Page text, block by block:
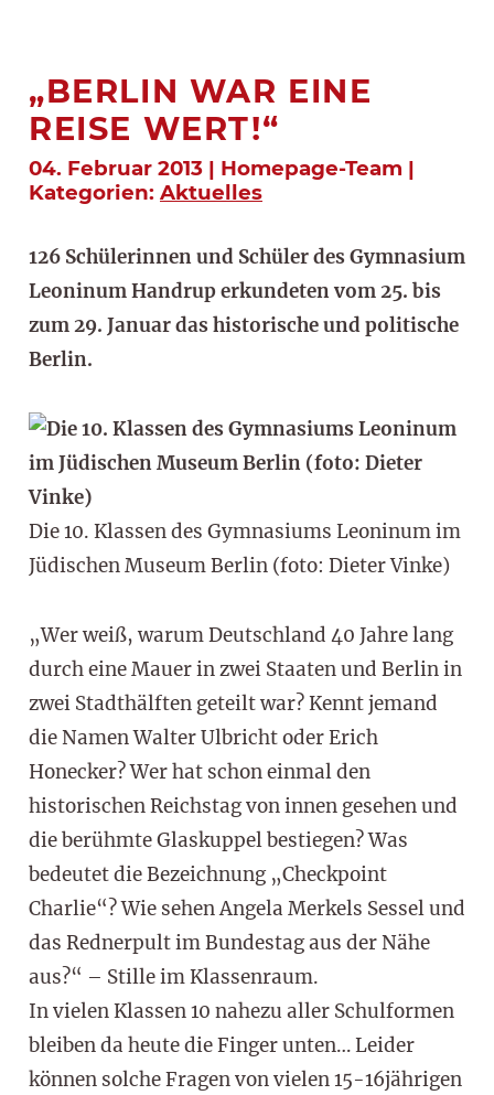
„BERLIN WAR EINE
REISE WERT!“
04. Februar 2013 | Homepage-Team |
Kategorien: Aktuelles
126 Schülerinnen und Schüler des Gymnasium
Leoninum Handrup erkundeten vom 25. bis
zum 29. Januar das historische und politische
Berlin.
Die 10. Klassen des Gymnasiums Leoninum im
Jüdischen Museum Berlin (foto: Dieter Vinke)
„Wer weiß, warum Deutschland 40 Jahre lang
durch eine Mauer in zwei Staaten und Berlin in
zwei Stadthälften geteilt war? Kennt jemand
die Namen Walter Ulbricht oder Erich
Honecker? Wer hat schon einmal den
historischen Reichstag von innen gesehen und
die berühmte Glaskuppel bestiegen? Was
bedeutet die Bezeichnung „Checkpoint
Charlie“? Wie sehen Angela Merkels Sessel und
das Rednerpult im Bundestag aus der Nähe
aus?“ – Stille im Klassenraum.
In vielen Klassen 10 nahezu aller Schulformen
bleiben da heute die Finger unten… Leider
können solche Fragen von vielen 15-16jährigen